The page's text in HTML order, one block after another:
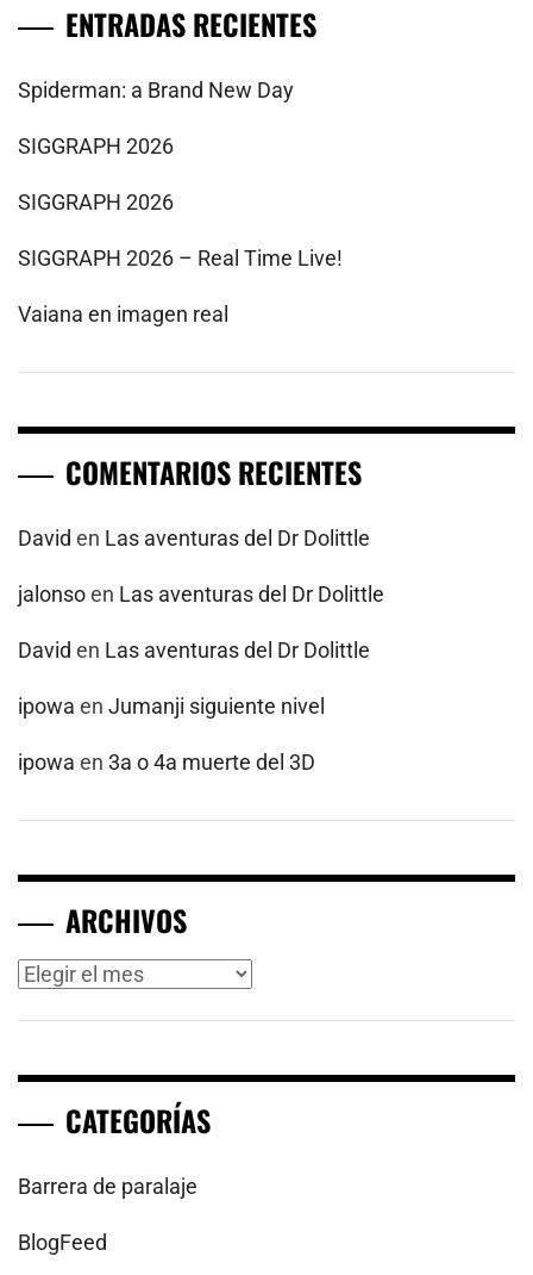
ENTRADAS RECIENTES
Spiderman: a Brand New Day
SIGGRAPH 2026
SIGGRAPH 2026
SIGGRAPH 2026 – Real Time Live!
Vaiana en imagen real
COMENTARIOS RECIENTES
David en Las aventuras del Dr Dolittle
jalonsoen Las aventuras del Dr Dolittle
David en Las aventuras del Dr Dolittle
ipowa en Jumanji siguiente nivel
ipowa en 3a o 4a muerte del 3D
ARCHIVOS
Archivos
CATEGORÍAS
Barrera de paralaje
BlogFeed